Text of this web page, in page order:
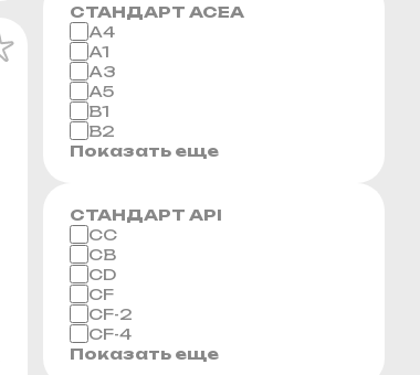
СТАНДАРТ ACEA
A4
A1
A3
A5
B1
B2
Показать еще
СТАНДАРТ API
CC
CB
CD
CF
CF-2
CF-4
Показать еще